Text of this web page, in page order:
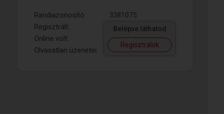
Randiazonosító:
3381075
Regisztrált:
Online volt:
Olvasatlan üzenetei:
Belépve láthatod
Regisztrálok